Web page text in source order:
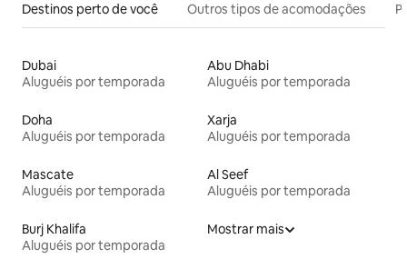
Destinos perto de você Outros tipos de acomodações
Dubai
Aluguéis por temporada
Abu Dhabi
Aluguéis por temporada
Doha
Aluguéis por temporada
Xarja
Aluguéis por temporada
Mascate
Aluguéis por temporada
Al Seef
Aluguéis por temporada
Burj Khalifa
Aluguéis por temporada
Mostrar mais